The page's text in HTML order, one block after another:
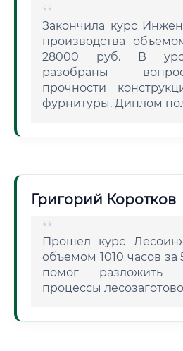
Закончила курс
производства
28000 руб. В
разобраны
прочности
фурнитуры. Диплом
Григорий Коротков
Прошел курс
объемом 1010 часов за
помог разложить
процессы